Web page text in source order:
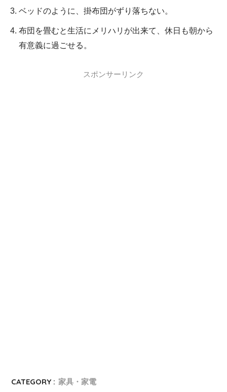
ベッドのように、掛布団がずり落ちない。
布団を畳むと生活にメリハリが出来て、休日も朝から
有意義に過ごせる。
スポンサーリンク
CATEGORY : 家具・家電